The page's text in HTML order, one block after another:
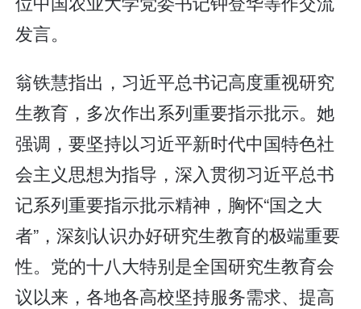
发言。
翁铁慧指出，习近平总书记高度重视研究
生教育，多次作出系列重要指示批示。她
强调，要坚持以习近平新时代中国特色社
会主义思想为指导，深入贯彻习近平总书
记系列重要指示批示精神，胸怀“国之大
者”，深刻认识办好研究生教育的极端重要
性。党的十八大特别是全国研究生教育会
议以来，各地各高校坚持服务需求、提高